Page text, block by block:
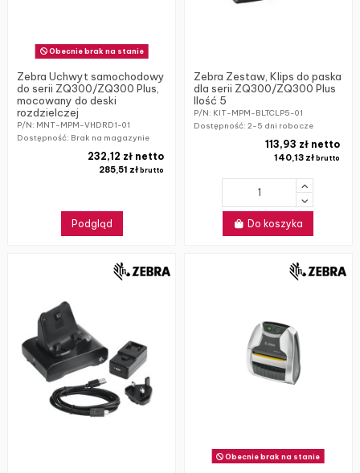
Obecnie brak na stanie
Zebra Uchwyt samochodowy
do serii ZQ300/ZQ300 Plus,
mocowany do deski
rozdzielczej
P/N: MNT-MPM-VHDRD1-01
Dostępność: Brak na magazynie
285,51 zł brutto
232,12 zł netto
Podgląd
Zebra Zestaw, Klips do paska
dla serii ZQ300/ZQ300 Plus
Ilość 5
P/N: KIT-MPM-BLTCLP5-01
Dostępność: 2-5 dni robocze
140,13 złbrutto
113,93 zł netto
Do koszyka
Obecnie brak na stanie